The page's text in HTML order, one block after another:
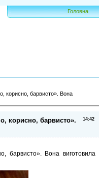
Головна
корисно, барвисто». Вона
14:42
корисно, барвисто».
барвисто». Вона виготовила